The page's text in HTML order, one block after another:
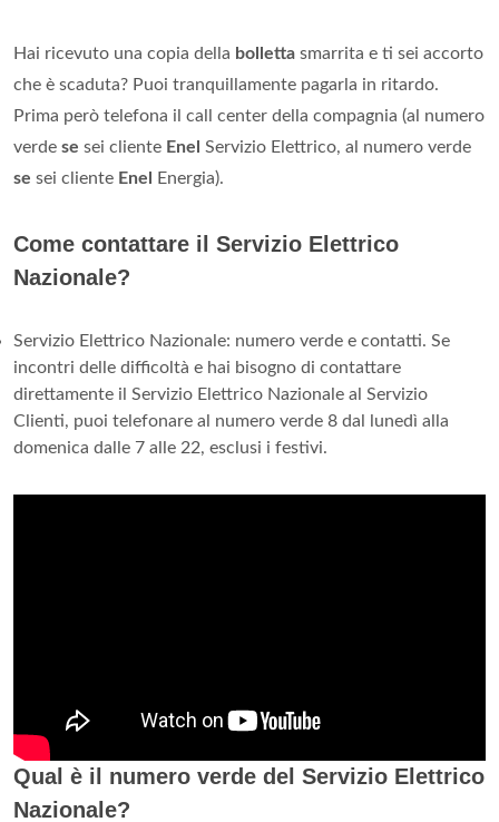
Hai ricevuto una copia della bolletta smarrita e ti sei accorto
che è scaduta? Puoi tranquillamente pagarla in ritardo.
Prima però telefona il call center della compagnia (al numero
verde se sei cliente Enel Servizio Elettrico, al numero verde
se sei cliente Enel Energia).
Come contattare il Servizio Elettrico
Nazionale?
Servizio Elettrico Nazionale: numero verde e contatti. Se
incontri delle difficoltà e hai bisogno di contattare
direttamente il Servizio Elettrico Nazionale al Servizio
Clienti, puoi telefonare al numero verde 8 dal lunedì alla
domenica dalle 7 alle 22, esclusi i festivi.
Qual è il numero verde del Servizio Elettrico
Nazionale?